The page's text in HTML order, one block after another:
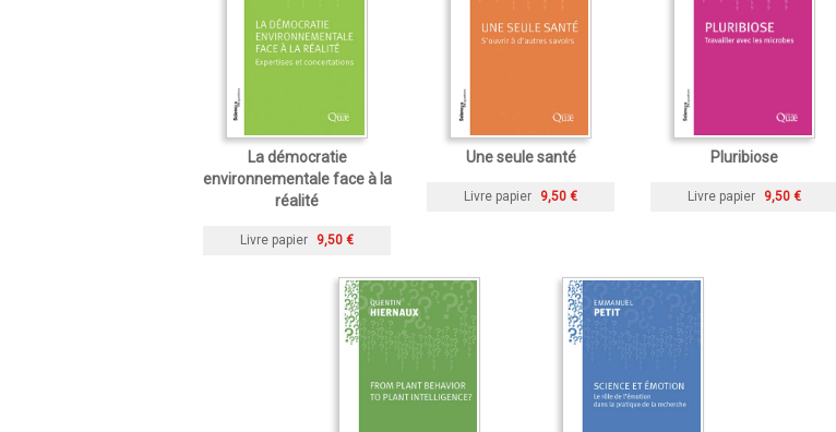
La démocratie
environnementale face à la
réalité
Livre papier 9,50 €
Une seule santé
Livre papier 9,50 €
Pluribiose
Livre papier 9,50 €